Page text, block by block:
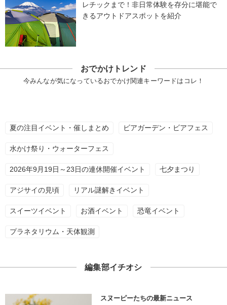
レチックまで！非日常体験を存分に堪能で
きるアウトドアスポットを紹介
おでかけトレンド
今みんなが気になっているおでかけ関連キーワードはコレ！
夏の注目イベント・催しまとめ ビアガーデン・ビアフェス
水かけ祭り・ウォーターフェス
2026年9月19日～23日の連休開催イベント 七夕まつり
アジサイの見頃 リアル謎解きイベント
スイーツイベント お酒イベント 恐竜イベント
プラネタリウム・天体観測
編集部イチオシ
スヌーピーたちの最新ニュース